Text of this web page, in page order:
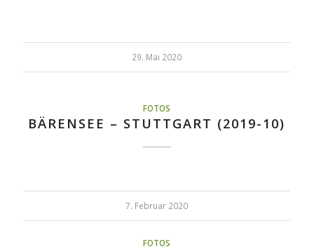
29. Mai 2020
FOTOS
BÄRENSEE – STUTTGART (2019-10)
7. Februar 2020
FOTOS